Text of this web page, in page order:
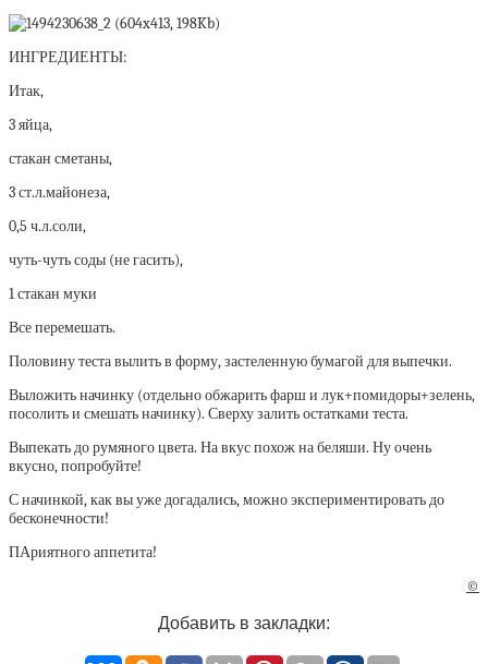
ИНГРЕДИЕНТЫ:
Итак,
3 яйца,
стакан сметаны,
3 ст.л.майонеза,
0,5 ч.л.соли,
чуть-чуть соды (не гасить),
1 стакан муки
Все перемешать.
Половину теста вылить в форму, застеленную бумагой для выпечки.
Выложить начинку (отдельно обжарить фарш и лук+помидоры+зелень,
посолить и смешать начинку). Сверху залить остатками теста.
Выпекать до румяного цвета. На вкус похож на беляши. Ну очень
вкусно, попробуйте!
С начинкой, как вы уже догадались, можно экспериментировать до
бесконечности!
ПАриятного аппетита!
©
Добавить в закладки: